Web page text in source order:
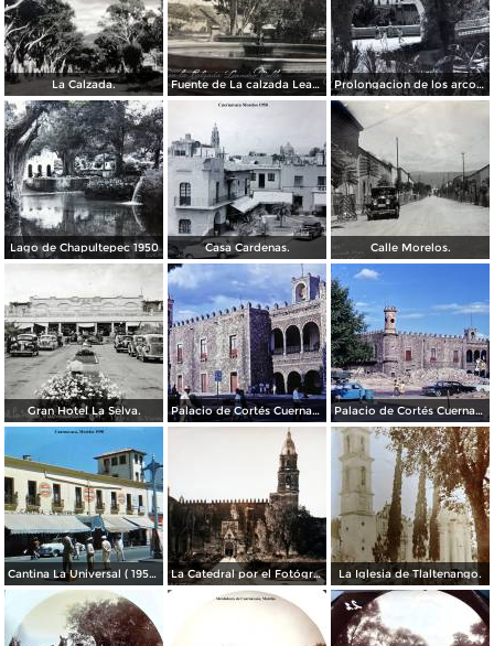
La Calzada. Fuente de La calzada Leandro Valle. Prolongacion de los arcos de Guadalupe.
Lago de Chapultepec 1950 Casa Cardenas. Calle Morelos.
Gran Hotel La Selva. Palacio de Cortés Cuernavaca Morelos 1967 Palacio de Cortés Cuernavaca Morelos 1967
Cantina La Universal ( 1950 ). La Catedral por el Fotógrafo Hugo Brehme. La Iglesia de Tlaltenango.